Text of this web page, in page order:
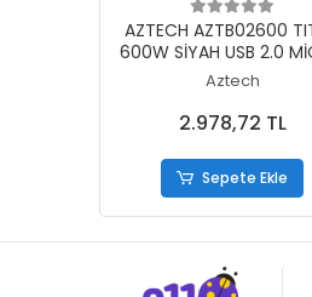
Sepete Ekle
AZTECH AZTB02600
600W SİYAH USB 2.0
ATX KASA
Aztech
2.978,72 TL
Sepete Ekle